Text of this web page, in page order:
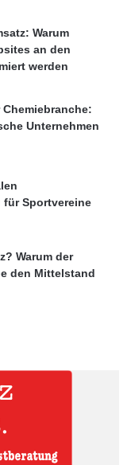
Warum
an den
werden
Unternehmen
Sportvereine
Warum der
den Mittelstand